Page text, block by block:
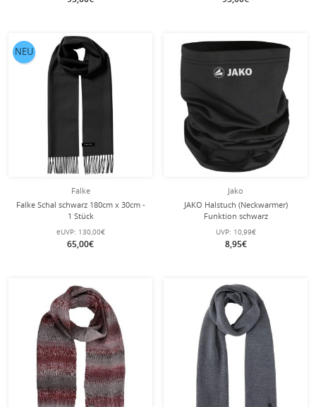
Falke
Falke Schal schwarz 180cm x 30cm -
1 Stück
eUVP: 130,00€
65,00€
NEU
Jako
JAKO Halstuch (Neckwarmer)
Funktion schwarz
UVP: 10,99€
8,95€